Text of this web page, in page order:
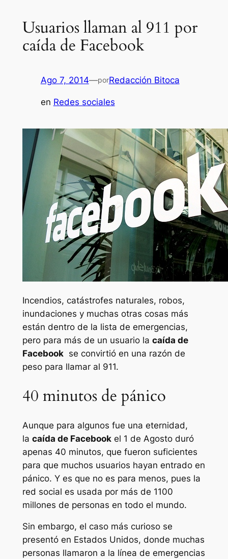
Usuarios llaman al 911 por
caída de Facebook
Ago 7, 2014—porRedacción Bitoca
en Redes sociales
Incendios, catástrofes naturales, robos,
inundaciones y muchas otras cosas más
están dentro de la lista de emergencias,
pero para más de un usuario la caída de
Facebookse convirtió en una razón de
peso para llamar al 911.
40 minutos de pánico
Aunque para algunos fue una eternidad,
la caída de Facebookel 1 de Agosto duró
apenas 40 minutos, que fueron suficientes
para que muchos usuarios hayan entrado en
pánico. Y es que no es para menos, pues la
red social es usada por más de 1100
millones de personas en todo el mundo.
Sin embargo, el caso más curioso se
presentó en Estados Unidos, donde muchas
personas llamaron a la línea de emergencias